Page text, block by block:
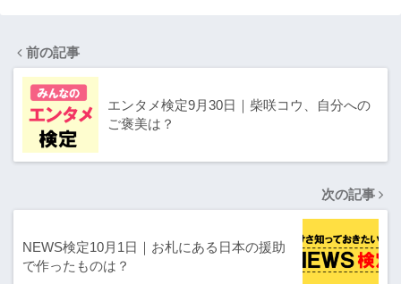
前の記事
エンタメ検定9月30日｜柴咲コウ、自分への
ご褒美は？
次の記事
NEWS検定10月1日｜お札にある日本の援助
で作ったものは？